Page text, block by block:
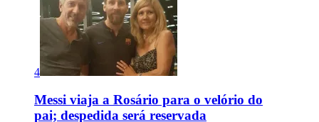
4
Messi viaja a Rosário para o velório do
pai; despedida será reservada